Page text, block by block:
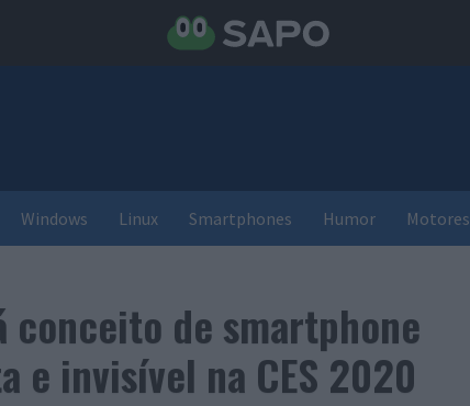
Windows Linux Smartphones Humor Motores
conceito de smartphone
e invisível na CES 2020